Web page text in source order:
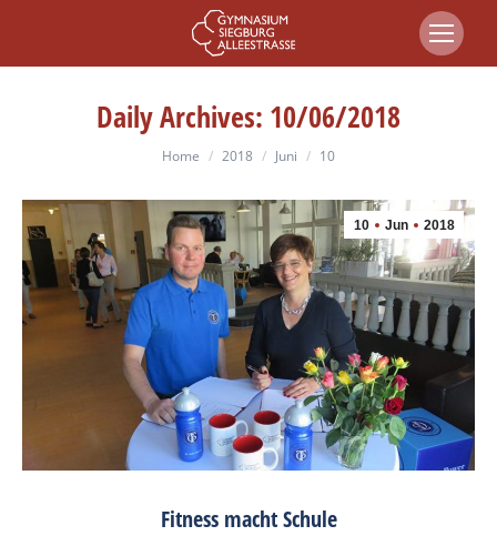
Daily Archives: 10/06/2018
You are here:
Home 2018 Juni 10
10 Jun 2018
Fitness macht Schule